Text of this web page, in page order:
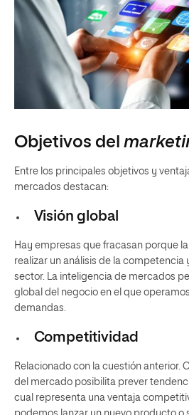
Objetivos del
Entre los principales objetivos y
mercados destacan:
Visión global
Hay empresas que fracasan porque
realizar un análisis de la competencia
sector. La inteligencia de mercados
global del negocio en el que
demandas.
Competitividad
Relacionado con la cuestión anterior.
del mercado posibilita prever
cual representa una ventaja